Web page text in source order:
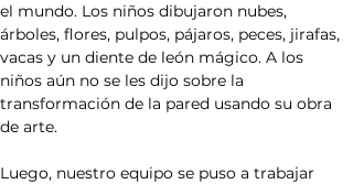
el mundo. Los niños dibujaron nubes,
árboles, flores, pulpos, pájaros, peces, jirafas,
vacas y un diente de león mágico. A los
niños aún no se les dijo sobre la
transformación de la pared usando su obra
de arte.
Luego, nuestro equipo se puso a trabajar